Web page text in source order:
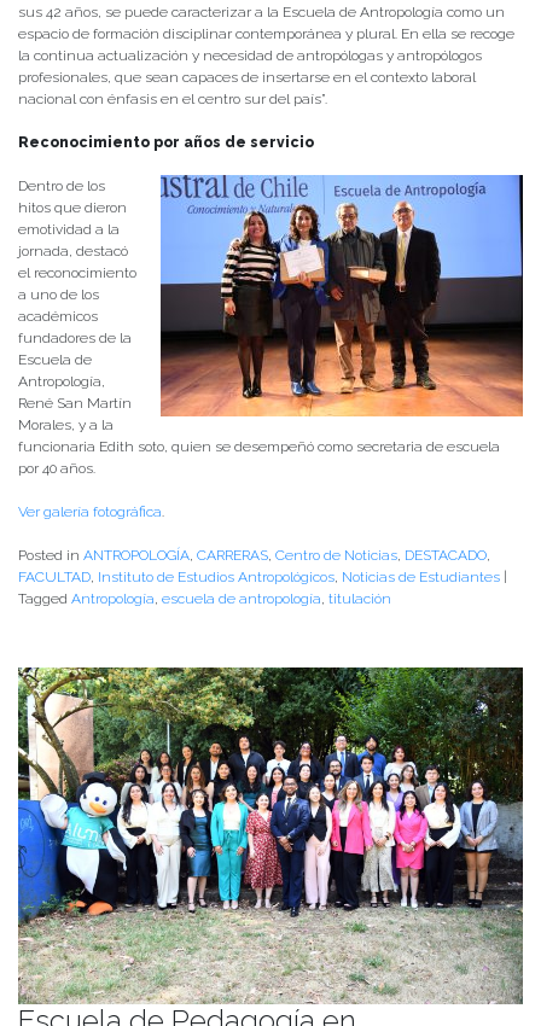
sus 42 años, se puede caracterizar a la Escuela de Antropología como un
espacio de formación disciplinar contemporánea y plural. En ella se recoge
la continua actualización y necesidad de antropólogas y antropólogos
profesionales, que sean capaces de insertarse en el contexto laboral
nacional con énfasis en el centro sur del país”.
Reconocimiento por años de servicio
Dentro de los
hitos que dieron
emotividad a la
jornada, destacó
el reconocimiento
a uno de los
académicos
fundadores de la
Escuela de
Antropología,
René San Martín
Morales, y a la
funcionaria Edith soto, quien se desempeñó como secretaria de escuela
por 40 años.
Ver galería fotográfica.
Posted in ANTROPOLOGÍA, CARRERAS, Centro de Noticias, DESTACADO,
FACULTAD, Instituto de Estudios Antropológicos, Noticias de Estudiantes
Tagged Antropología, escuela de antropología, titulación